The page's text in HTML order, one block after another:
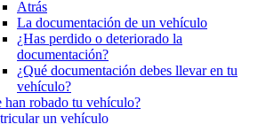
Atrás
La documentación de un vehículo
¿Has perdido o deteriorado la
documentación?
¿Qué documentación debes llevar en tu
vehículo?
han robado tu vehículo?
un vehículo